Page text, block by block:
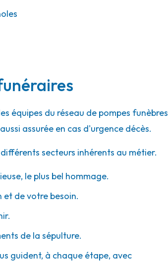
équipes du réseau de pompes funèbres
assurée en cas d'urgence décès.
secteurs inhérents au métier.
le plus bel hommage.
de votre besoin.
de la sépulture.
guident, à chaque étape, avec